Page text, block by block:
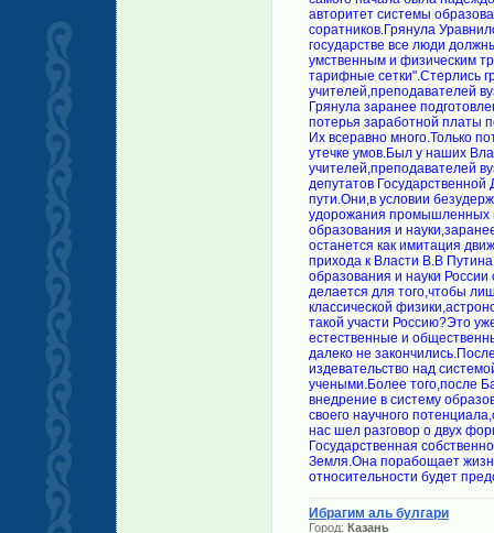
Ибрагим аль булгари
Город: Казань